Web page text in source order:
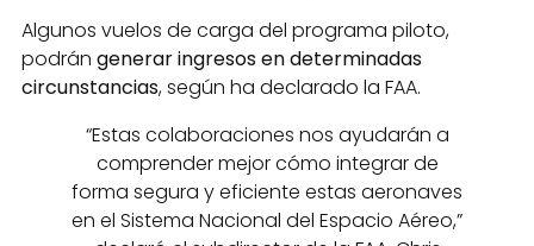
Algunos vuelos de carga del programa piloto,
podrán generar ingresos en determinadas
circunstancias, según ha declarado la FAA.
“Estas colaboraciones nos ayudarán a
comprender mejor cómo integrar de
forma segura y eficiente estas aeronaves
en el Sistema Nacional del Espacio Aéreo,”